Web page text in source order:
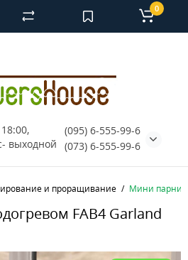
выходной
(095) 6-555-99-6
(073) 6-555-99-6
0
и проращивание Мини парник
FAB4 Garland